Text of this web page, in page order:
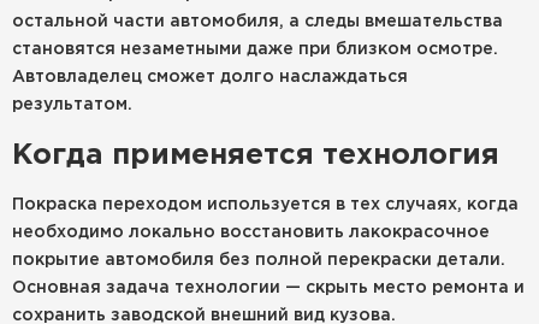
остальной части автомобиля, а следы вмешательства
становятся незаметными даже при близком осмотре.
Автовладелец сможет долго наслаждаться
результатом.
Когда применяется технология
Покраска переходом используется в тех случаях, когда
необходимо локально восстановить лакокрасочное
покрытие автомобиля без полной перекраски детали.
Основная задача технологии — скрыть место ремонта и
сохранить заводской внешний вид кузова.